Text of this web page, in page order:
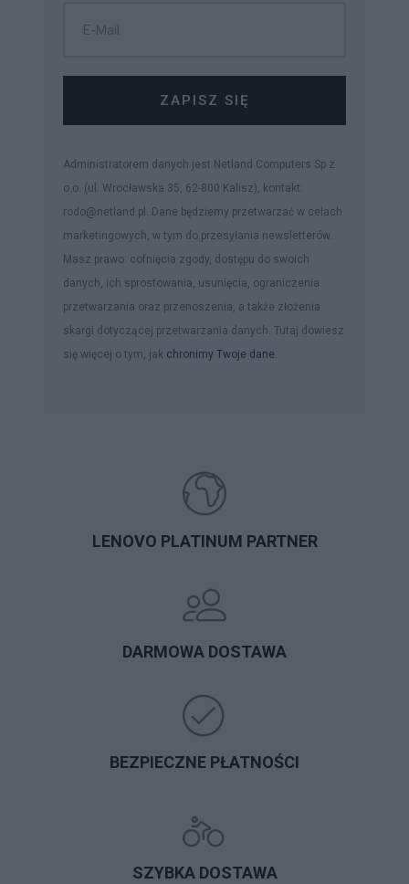
ZAPISZ SIĘ
Administratorem danych jest Netland Computers Sp z
o.o. (ul. Wrocławska 35, 62-800 Kalisz), kontakt:
rodo@netland.pl. Dane będziemy przetwarzać w celach
marketingowych, w tym do przesyłania newsletterów.
Masz prawo: cofnięcia zgody, dostępu do swoich
danych, ich sprostowania, usunięcia, ograniczenia
przetwarzania oraz przenoszenia, a także złożenia
skargi dotyczącej przetwarzania danych. Tutaj dowiesz
się więcej o tym, jak chronimy Twoje dane.
LENOVO PLATINUM PARTNER
DARMOWA DOSTAWA
BEZPIECZNE PŁATNOŚCI
SZYBKA DOSTAWA